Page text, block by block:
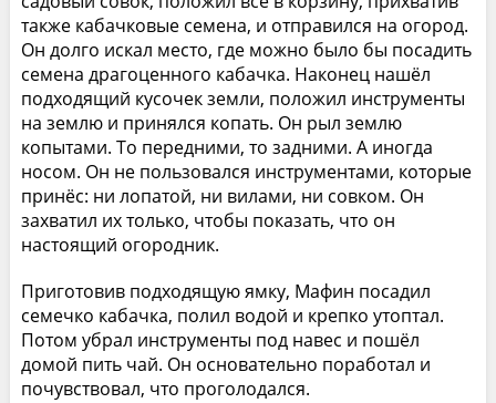
также кабачковые семена, и отправился на огород.
Он долго искал место, где можно было бы посадить
семена драгоценного кабачка. Наконец нашёл
подходящий кусочек земли, положил инструменты
на землю и принялся копать. Он рыл землю
копытами. То передними, то задними. А иногда
носом. Он не пользовался инструментами, которые
принёс: ни лопатой, ни вилами, ни совком. Он
захватил их только, чтобы показать, что он
настоящий огородник.
Приготовив подходящую ямку, Мафин посадил
семечко кабачка, полил водой и крепко утоптал.
Потом убрал инструменты под навес и пошёл
домой пить чай. Он основательно поработал и
почувствовал, что проголодался.